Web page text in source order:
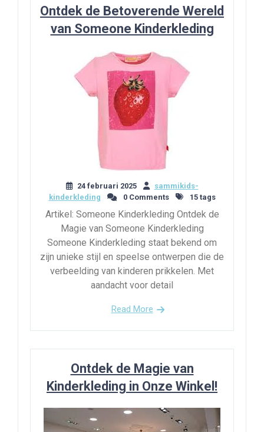
Ontdek de Betoverende Wereld
van Someone Kinderkleding
24 februari 2025
sammikids-
kinderkleding
0 Comments 15 tags
Artikel: Someone Kinderkleding Ontdek de
Magie van Someone Kinderkleding
Someone Kinderkleding staat bekend om
zijn unieke stijl en speelse ontwerpen die de
verbeelding van kinderen prikkelen. Met
aandacht voor detail
Read More
Ontdek de Magie van
Kinderkleding in Onze Winkel!